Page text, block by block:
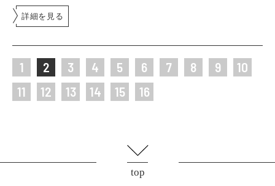
詳細を見る
1 2 3 4 5 6 7 8 9
10
11
12 13 14 15 16
top